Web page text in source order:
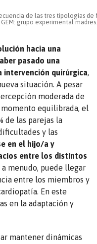
de las tres tipologías de
grupo experimental
hacia una
pasado una
intervención quirúrgica,
situación. A pesar
moderada de
equilibrada, el
de las parejas la
y las
en el hijo/a y
entre los distintos
a menudo, puede llegar
entre los miembros y
En este
en la adaptación y
mantener dinámicas